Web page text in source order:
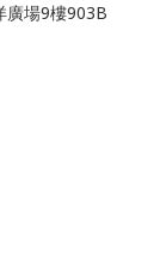
廣場9樓903B